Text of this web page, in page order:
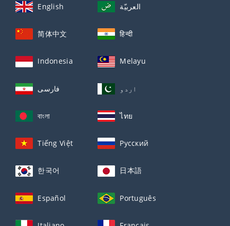
English العربيّة
简体中文 हिन्दी
Indonesia Melayu
فارسی اردو
বাংলা ไทย
Tiếng Việt Русский
한국어 日本語
Español Português